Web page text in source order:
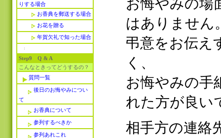
りする場合
お香典を郵送する場合
お花を贈る
年賀欠礼で知った場合
Step9 Q & A
こんなときってどうするの？
質問一覧
後日のお悔やみについ
て
お香典について
参列するべきか
参列あれこれ
お悔やみの場
はありません
弔意をお伝え
く、
お悔やみの手
れた方が良い
相手方の連絡